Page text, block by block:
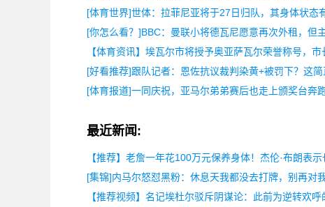
[体育世界]世体：拉菲尼亚将于27日归队，其身体状态
[你怎么看？]BBC：曼联小将德瓦尼愿意再次外租，但
【体育资讯】埃瓦尔市将授予奥亚萨瓦尔荣誉称号，
[好看推荐]跟队记者：恩佐抗议裁判染黄+被罚下？这
[体育报道]一同庆祝，亚马尔弟弟赛后也走上颁奖台奔
最近新闻:
【推荐】老詹一年花100万元保养身体！杰伦·布朗表
[集锦]内马尔怒怼黑粉：休息天我都没去打牌，别再对
【推荐视频】名记埃杜尔驳斥阴谋论：此前为逆转欢